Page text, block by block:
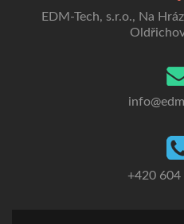
EDM-Tech, s.r.o., Na
+420 604